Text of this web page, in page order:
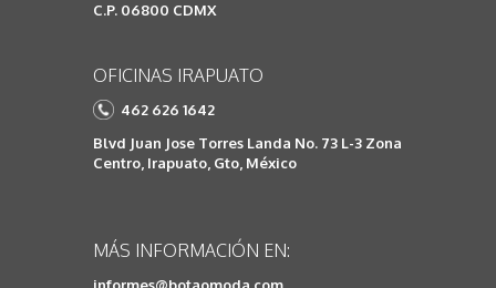
C.P. 06800 CDMX
OFICINAS IRAPUATO
462 626 1642
Blvd Juan Jose Torres Landa No. 73 L-3 Zona
Centro, Irapuato, Gto, México
MÁS INFORMACIÓN EN: